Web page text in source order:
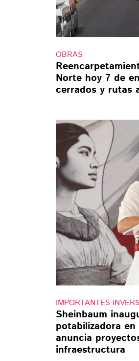
OBRAS
Norte hoy 7 de
cerrados y rutas
IMPORTANTES
Sheinbaum
potabilizadora en
anuncia
infraestructura